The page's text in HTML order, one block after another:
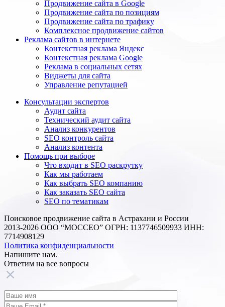
Продвижение сайта в Google
Продвижение сайта по позициям
Продвижение сайта по трафику
Комплексное продвижение сайтов
Реклама сайтов в интернете
Контекстная реклама Яндекс
Контекстная реклама Google
Реклама в социальных сетях
Виджеты для сайта
Управление репутацией
Консультации экспертов
Аудит сайта
Технический аудит сайта
Анализ конкурентов
SEO контроль сайта
Анализ контента
Помощь при выборе
Что входит в SEO раскрутку
Как мы работаем
Как выбрать SEO компанию
Как заказать SEO сайта
SEO по тематикам
Поисковое продвижение сайта в Астрахани и России
2013-2026 ООО “МОССЕО” ОГРН: 1137746509933 ИНН:
7714908129
Политика конфиденциальности
Напишите нам.
Ответим на все вопросы